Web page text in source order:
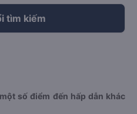
tìm kiếm
số điểm đến hấp dẫn khác